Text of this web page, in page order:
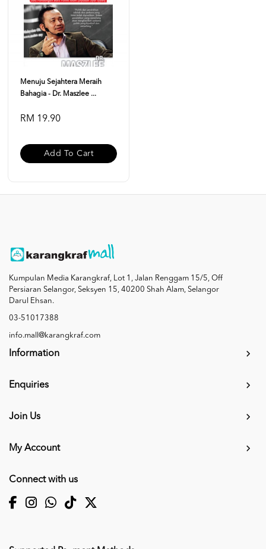
Menuju Sejahtera Meraih
Bahagia - Dr. Maszlee ...
RM 19.90
Add To Cart
Kumpulan Media Karangkraf, Lot 1, Jalan Renggam 15/5, Off
Persiaran Selangor, Seksyen 15, 40200 Shah Alam, Selangor
Darul Ehsan.
03-51017388
info.mall@karangkraf.com
Information
Enquiries
Join Us
My Account
Connect with us